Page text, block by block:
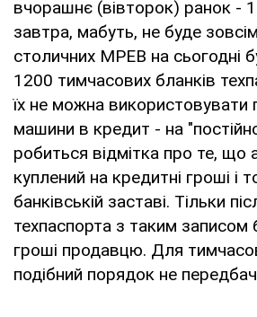
вчорашнє (вівторок) ранок -
завтра, мабуть, не буде
столичних МРЕВ на сьогодні
1200 тимчасових бланків
їх не можна використовувати
машини в кредит - на
робиться відмітка про те, що
куплений на кредитні гроші і
банківській заставі. Тільки
техпаспорта з таким записом
гроші продавцю. Для
подібний порядок не